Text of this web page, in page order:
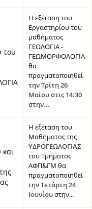
του
Η εξέταση του
Εργαστηρίου του
μαθήματος
ΓΕΩΛΟΓΙΑ -
ΓΕΩΜΟΡΦΟΛΟΓΙΑ
θα
πραγματοποιηθεί
την Τρίτη 26
Μαίου στις 14:30
στην...
Η εξέταση του
Μαθήματος της
ΥΔΡΟΓΕΩΛΟΓΙΑΣ
του Τμήματος
ΑΦΠ&ΓΜ θα
πραγματοποιηθεί
τηνΤετάρτη 24
Ιουνίουστην...